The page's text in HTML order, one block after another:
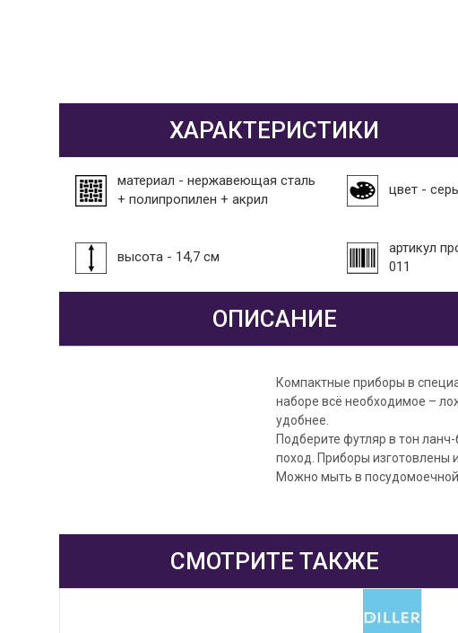
ХАРАКТЕРИСТИКИ
материал - нержавеющая сталь
+ полипропилен + акрил
цвет -
высота - 14,7 см
артикул
011
ОПИСАНИЕ
Компактные приборы в
наборе всё необходимое –
удобнее.
Подберите футляр в тон
поход. Приборы изготовлены
Можно мыть в
СМОТРИТЕ ТАКЖЕ